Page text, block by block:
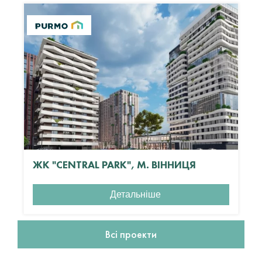
ЖК "CENTRAL PARK", М. ВІННИЦЯ
Детальніше
Всі проекти